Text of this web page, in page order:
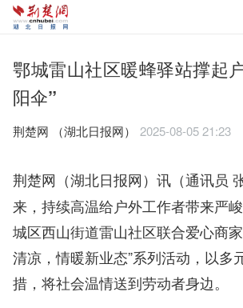
鄂城雷山社区暖蜂驿站撑起
阳伞”
荆楚网 ​（湖北日报网） 2025-08-05 21:23
荆楚网（湖北日报网）讯 （通讯员
来，持续高温给户外工作者带来严
城区西山街道雷山社区联合爱心商
清凉，情暖新业态”系列活动，以多
措，将社会温情送到劳动者身边。